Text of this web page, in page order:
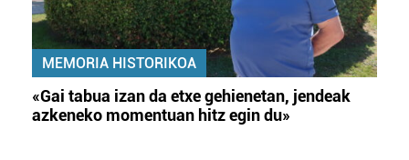
MEMORIA HISTORIKOA
«Gai tabua izan da etxe gehienetan, jendeak
azkeneko momentuan hitz egin du»